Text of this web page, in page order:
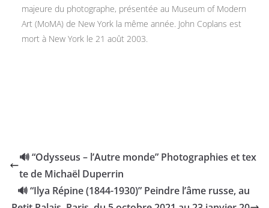
majeure du photographe, présentée au Museum of Modern
Art (MoMA) de New York la même année. John Coplans est
mort à New York le 21 août 2003.
🔊 “Odysseus – l’Autre monde” Photographies et tex
te de Michaël Duperrin
🔊 “Ilya Répine (1844-1930)” Peindre l’âme russe, au